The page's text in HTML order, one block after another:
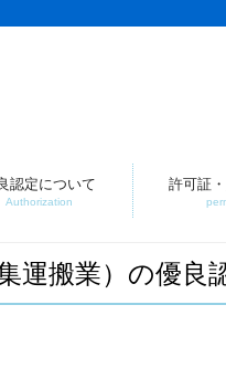
認定について
Authorization
許可証
運搬業）の優良